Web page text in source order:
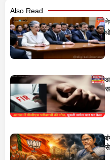
Also Read
से